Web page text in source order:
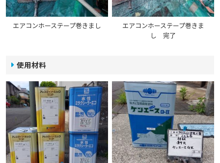
エアコンホーステープ巻きまし
エアコンホーステープ巻きま
し 完了
使用材料